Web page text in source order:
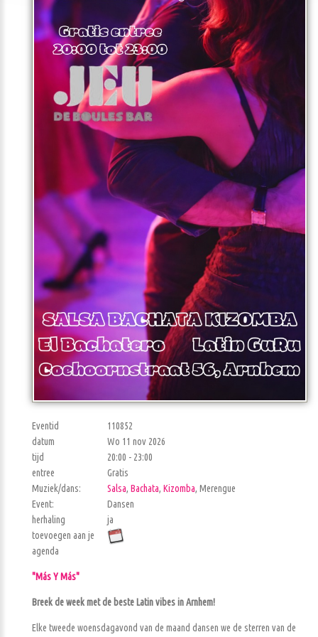
Eventid
110852
datum
Wo 11 nov 2026
tijd
20:00 - 23:00
entree
Gratis
Muziek/dans:
Salsa, Bachata, Kizomba, Merengue
Event:
Dansen
herhaling
ja
toevoegen aan je
agenda
"Más Y Más"
Breek de week met de beste Latin vibes in Arnhem!
Elke tweede woensdagavond van de maand dansen we de sterren van de